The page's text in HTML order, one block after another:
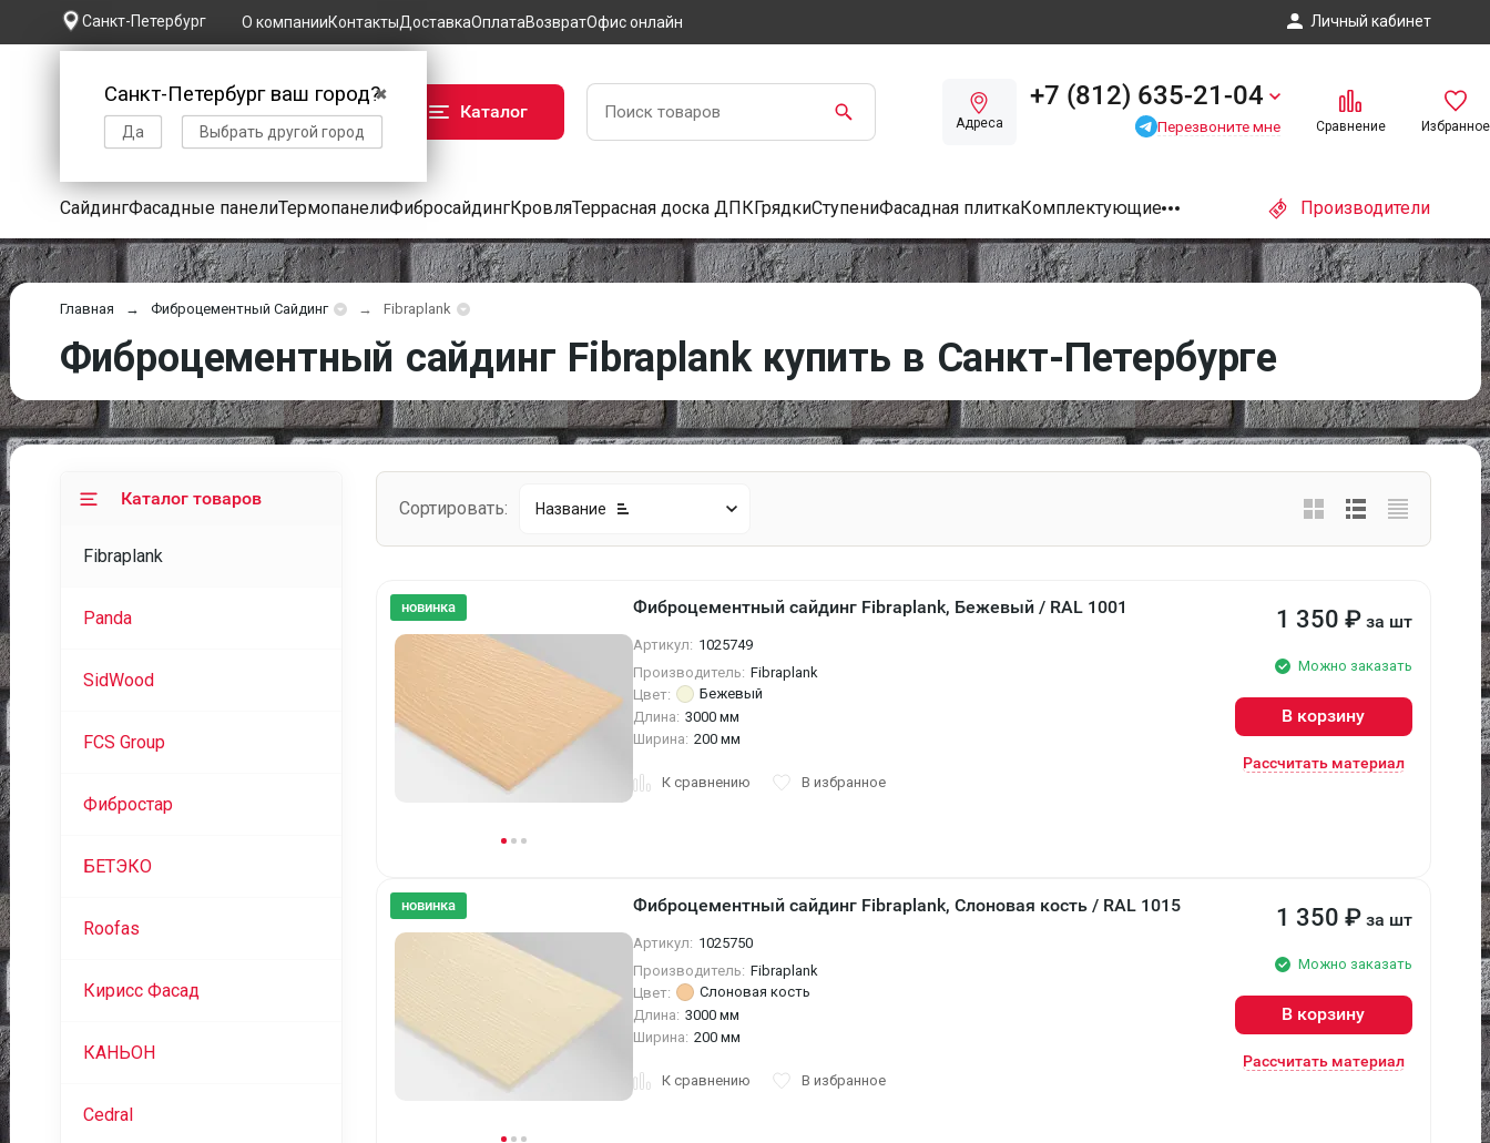
Санкт-Петербург
✖
Санкт-Петербург ваш город?
Да Выбрать другой город
О компанииКонтактыДоставкаОплатаВозвратОфис онлайн Личный кабинет
Каталог
Адреса
+7 (812) 635-21-04
Перезвоните мне Сравнение Избранное
СайдингФасадные панелиТермопанелиФибросайдингКровляТеррасная доска ДПКГрядкиСтупениФасадная плиткаКомплектующие Производители
Главная Фиброцементный Сайдинг Fibraplank
Фиброцементный сайдинг Fibraplank купить в Санкт-Петербурге
Сортировать: Название
новинка Фиброцементный сайдинг Fibraplank, Бежевый / RAL 1001
Артикул: 1025749
Производитель: Fibraplank
Цвет:
Бежевый
Длина: 3000 мм
Ширина: 200 мм
К сравнению В избранное
1 350 ₽ за шт
Можно заказать
В корзину
Рассчитать материал
новинка Фиброцементный сайдинг Fibraplank, Слоновая кость / RAL 1015
Артикул: 1025750
Производитель: Fibraplank
Цвет:
Слоновая кость
Длина: 3000 мм
Ширина: 200 мм
К сравнению В избранное
1 350 ₽ за шт
Можно заказать
В корзину
Рассчитать материал
Каталог товаров
Fibraplank
Panda
SidWood
FCS Group
Фибростар
БЕТЭКО
Roofas
Кирисс Фасад
КАНЬОН
Cedral